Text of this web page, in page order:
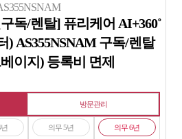
독/렌탈] 퓨리케어 AI+360˚
) AS355NSNAM 구독/렌탈
이지) 등록비 면제
방문관리
의무 5년 의무 6년